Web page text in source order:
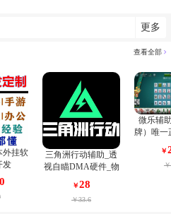
更多
查看全部
外挂软
发
三角洲行动辅助_透
视自瞄DMA硬件_物
端支持
￥28
￥33.6
微乐辅
牌）唯一
棋牌麻
持安卓
￥